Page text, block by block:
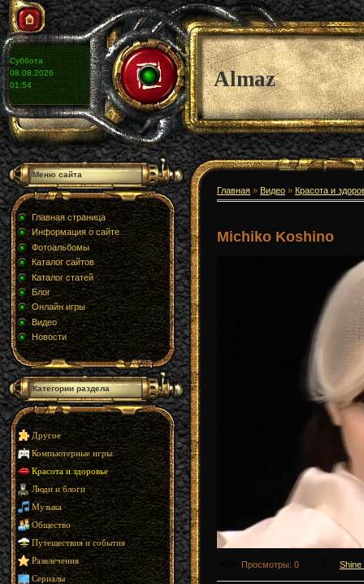
Суббота
08.08.2026
01:54
Almaz
Меню сайта
Главная страница
Информация о сайте
Фотоальбомы
Каталог сайтов
Каталог статей
Блог
Онлайн игры
Видео
Новости
Категории раздела
Другое
Компьютерные игры
Красота и здоровье
Люди и блоги
Музыка
Общество
Путешествия и события
Развлечения
Сериалы
Главная » Видео » Красота и
Michiko Koshino
Просмотры: 0 Shine